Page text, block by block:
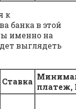
к
банка в этой
именно на
выглядеть
Ставка
платеж,